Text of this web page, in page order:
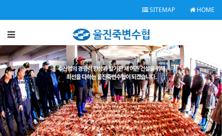
SITEMAP HOME